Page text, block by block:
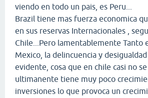
viendo en todo un pais, es Peru...
Brazil tiene mas fuerza economica
en sus reservas Internacionales ,
Chile...Pero lamentablemente Tanto
Mexico, la delincuencia y
evidente, cosa que en chile casi no
ultimanente tiene muy poco
inversiones lo que provoca un